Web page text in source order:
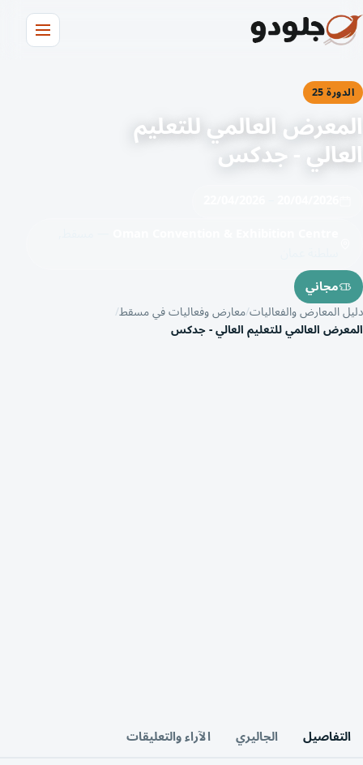
الدورة 25
المعرض العالمي للتعليم
العالي - جدكس
مجاني
دليل المعارض والفعالياتمعارض وفعاليات في مسقط
المعرض العالمي للتعليم العالي - جدكس
التفاصيل الجاليري الآراء والتعليقات